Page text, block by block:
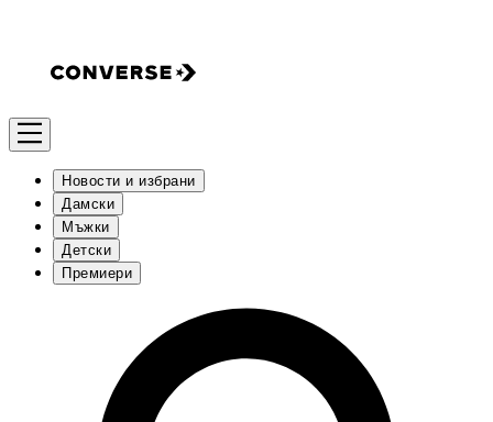
Новости и избрани
Дамски
Мъжки
Детски
Премиери